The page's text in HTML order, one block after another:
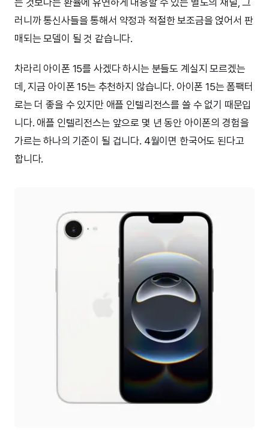
는 것보다는 환율에 유연하게 대응할 수 있는 별도의 채널, 그
러니까 통신사들을 통해서 약정과 적절한 보조금을 얹어서 판
매되는 모델이 될 것 같습니다.
차라리 아이폰 15를 사겠다 하시는 분들도 계실지 모르겠는
데, 지금 아이폰 15는 추천하지 않습니다. 아이폰 15는 폼팩터
로는 더 좋을 수 있지만 애플 인텔리전스를 쓸 수 없기 때문입
니다. 애플 인텔리전스는 앞으로 몇 년 동안 아이폰의 경험을
가르는 하나의 기준이 될 겁니다. 4월이면 한국어도 된다고
합니다.